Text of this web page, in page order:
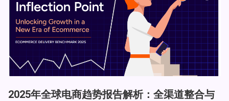
2025年全球电商趋势报告解析：全渠道整合与